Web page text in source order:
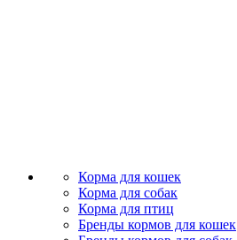
Корма для кошек
Корма для собак
Корма для птиц
Бренды кормов для кошек